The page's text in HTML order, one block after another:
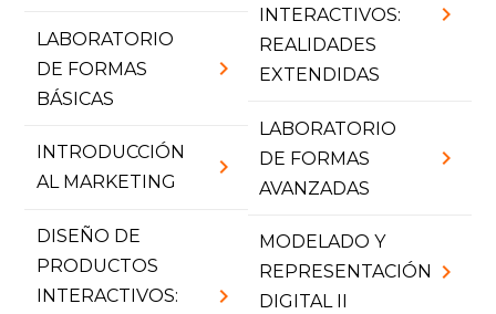
LABORATORIO
DE FORMAS
BÁSICAS
chevron_right
INTRODUCCIÓN
AL MARKETING
chevron_right
DISEÑO DE
PRODUCTOS
INTERACTIVOS:
chevron_right
INTERACTIVOS:
REALIDADES
EXTENDIDAS
chevron_right
LABORATORIO
DE FORMAS
AVANZADAS
chevron_right
MODELADO Y
REPRESENTACIÓN
DIGITAL II
chevron_right